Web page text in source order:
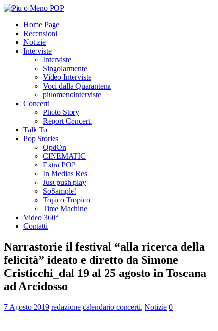
Home Page
Recensioni
Notizie
Interviste
Interviste
Singolarmente
Video Interviste
Voci dalla Quarantena
piuomenointerviste
Concerti
Photo Story
Report Concerti
Talk To
Pop Stories
QpdOn
CINEMATIC
Extra POP
In Medias Res
Just push play
SoSample!
Topico Tropico
Time Machine
Video 360°
Contatti
Narrastorie il festival “alla ricerca della
felicità” ideato e diretto da Simone
Cristicchi_dal 19 al 25 agosto in Toscana
ad Arcidosso
7 Agosto 2019 redazione calendario concerti, Notizie 0